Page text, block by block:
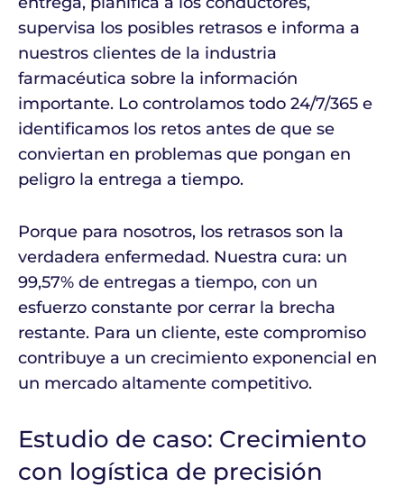
supervisa los posibles retrasos e informa a
nuestros clientes de la industria
farmacéutica sobre la información
importante. Lo controlamos todo 24/7/365 e
identificamos los retos antes de que se
conviertan en problemas que pongan en
peligro la entrega a tiempo.
Porque para nosotros, los retrasos son la
verdadera enfermedad. Nuestra cura: un
99,57% de entregas a tiempo, con un
esfuerzo constante por cerrar la brecha
restante. Para un cliente, este compromiso
contribuye a un crecimiento exponencial en
un mercado altamente competitivo.
Estudio de caso: Crecimiento
con logística de precisión